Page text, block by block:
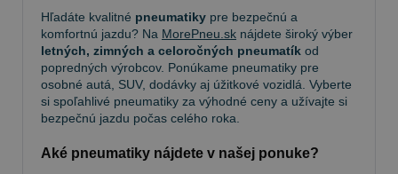
Hľadáte kvalitné pneumatiky pre bezpečnú a
komfortnú jazdu? Na MorePneu.sk nájdete široký výber
letných, zimných a celoročných pneumatík od
popredných výrobcov. Ponúkame pneumatiky pre
osobné autá, SUV, dodávky aj úžitkové vozidlá. Vyberte
si spoľahlivé pneumatiky za výhodné ceny a užívajte si
bezpečnú jazdu počas celého roka.
Aké pneumatiky nájdete v našej ponuke?